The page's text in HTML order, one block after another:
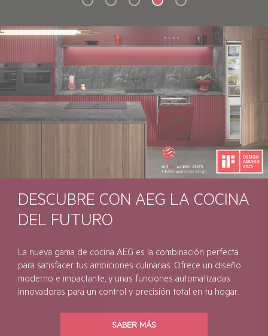
DESCUBRE CON AEG LA COCINA
La nueva gama de cocina AEG es la combinación perfecta
para satisfacer tus ambiciones culinarias. Ofrece un diseño
moderno e impactante, y unas funciones automatizadas